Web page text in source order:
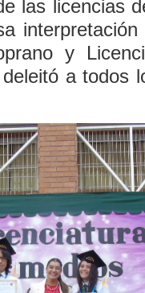
las licencias
y
a todos